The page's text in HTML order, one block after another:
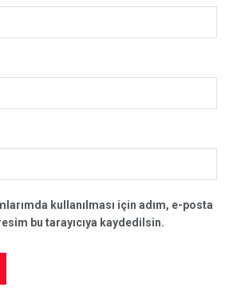
kullanılması için adım, e-posta
bu tarayıcıya kaydedilsin.